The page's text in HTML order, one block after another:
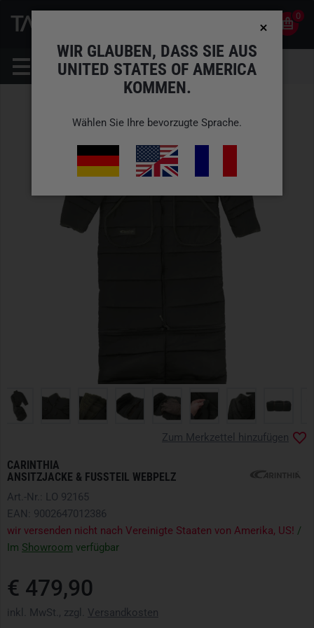
0
CARINTHIA
ANSITZJACKE & FUSSTEIL WEBPELZ
Zum Merkzettel hinzufügen
Art.-Nr.: LO 92165
EAN: 9002647012386
wir versenden nicht nach Vereinigte Staaten von Amerika, US! /
Im Showroom verfügbar
€ 479,90
inkl. MwSt., zzgl. Versandkosten
WIR GLAUBEN, DASS SIE AUS
UNITED STATES OF AMERICA
KOMMEN.
Wählen Sie Ihre bevorzugte Sprache.